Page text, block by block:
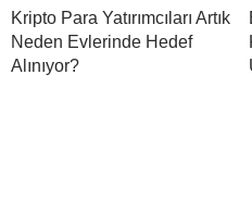
Kripto Para Yatırımcıları Artık
Neden Evlerinde Hedef
Alınıyor?